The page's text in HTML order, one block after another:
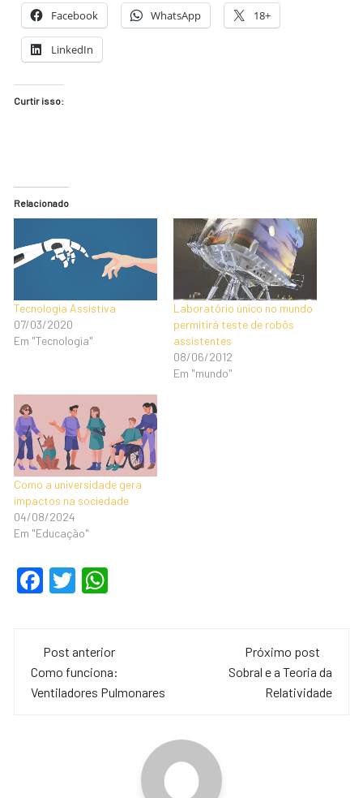
Facebook WhatsApp 18+
LinkedIn
Curtir isso:
Relacionado
Tecnologia Assistiva
07/03/2020
Em "Tecnologia"
Laboratório único no mundo
permitirá teste de robôs
assistentes
08/06/2012
Em "mundo"
Como a universidade gera
impactos na sociedade
04/08/2024
Em "Educação"
F
e
b
T
er s
A
Post anterior
Como funciona:
Ventiladores Pulmonares
Próximo post
Sobral e a Teoria da
Relatividade